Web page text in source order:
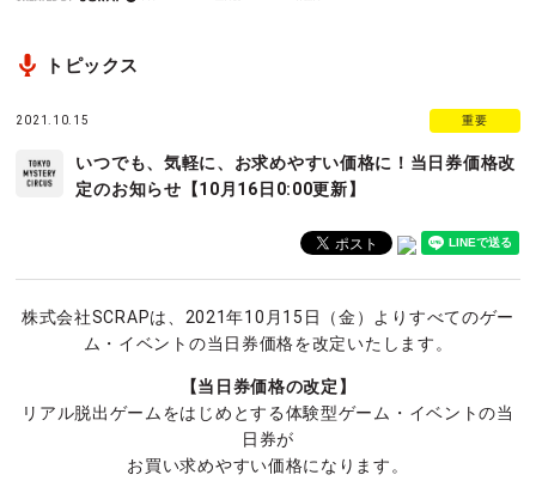
トピックス
2021.10.15 重要
いつでも、気軽に、お求めやすい価格に！当日券価格改
定のお知らせ【10月16日0:00更新】
株式会社SCRAPは、2021年10月15日（金）よりすべてのゲー
ム・イベントの当日券価格を改定いたします。
【当日券価格の改定】
リアル脱出ゲームをはじめとする体験型ゲーム・イベントの当
日券が
お買い求めやすい価格になります。